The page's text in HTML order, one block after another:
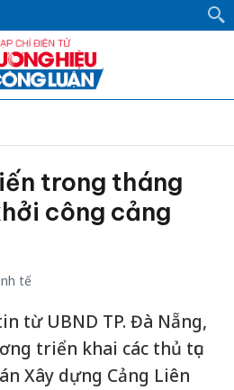
trong tháng
công cảng
tế
từ UBND TP. Đà Nẵng,
triển khai các thủ tục
Xây dựng Cảng Liên